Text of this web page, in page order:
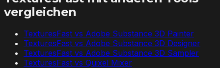
vergleichen
TexturesFast vs Adobe Substance 3D Painter
TexturesFast vs Adobe Substance 3D Designer
TexturesFast vs Adobe Substance 3D Sampler
TexturesFast vs Quixel Mixer